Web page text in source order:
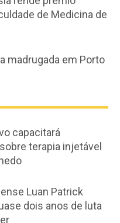
de Medicina de
madrugada em Porto
capacitará
terapia injetável
Luan Patrick
dois anos de luta